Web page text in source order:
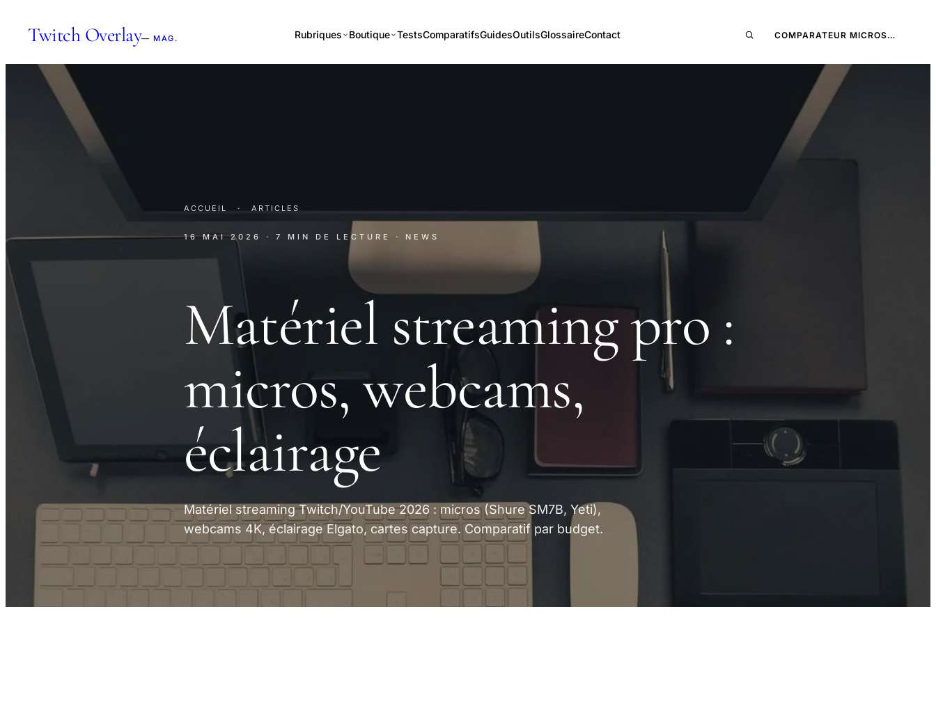
Twitch Overlay— MAG. Rubriques Boutique TestsComparatifsGuidesOutilsGlossaireContact COMPARATEUR MICROS…
ACCUEIL · ARTICLES
16 MAI 2026 · 7 MIN DE LECTURE · NEWS
Matériel streaming pro :
micros, webcams,
éclairage
Matériel streaming Twitch/YouTube 2026 : micros (Shure SM7B, Yeti),
webcams 4K, éclairage Elgato, cartes capture. Comparatif par budget.